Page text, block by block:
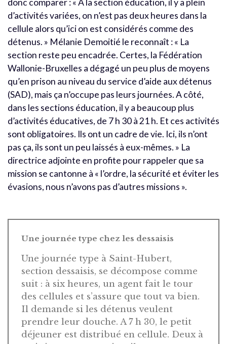
d’activités variées, on n’est pas deux heures dans la
cellule alors qu’ici on est considérés comme des
détenus. » Mélanie Demoitié le reconnaît : « La
section reste peu encadrée. Certes, la Fédération
Wallonie-Bruxelles a dégagé un peu plus de moyens
qu’en prison au niveau du service d’aide aux détenus
(SAD), mais ça n’occupe pas leurs journées. A côté,
dans les sections éducation, il y a beaucoup plus
d’activités éducatives, de 7 h 30 à 21 h. Et ces activités
sont obligatoires. Ils ont un cadre de vie. Ici, ils n’ont
pas ça, ils sont un peu laissés à eux-mêmes. » La
directrice adjointe en profite pour rappeler que sa
mission se cantonne à « l’ordre, la sécurité et éviter les
évasions, nous n’avons pas d’autres missions ».
Une journée type chez les dessaisis
Une journée type à Saint-Hubert,
section dessaisis, se décompose comme
suit : à six heures, un agent fait le tour
des cellules et s’assure que tout va bien.
Il demande si les détenus veulent
prendre leur douche. A 7 h 30, le petit
déjeuner est distribué en cellule. Deux à